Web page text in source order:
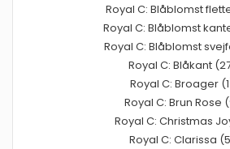
Royal C: Blåblomst
Royal C: Blåblomst
Royal C: Blåblomst
Royal C: Blåkant
Royal C: Broager
Royal C: Brun Rose
Royal C: Christmas
Royal C: Clarissa